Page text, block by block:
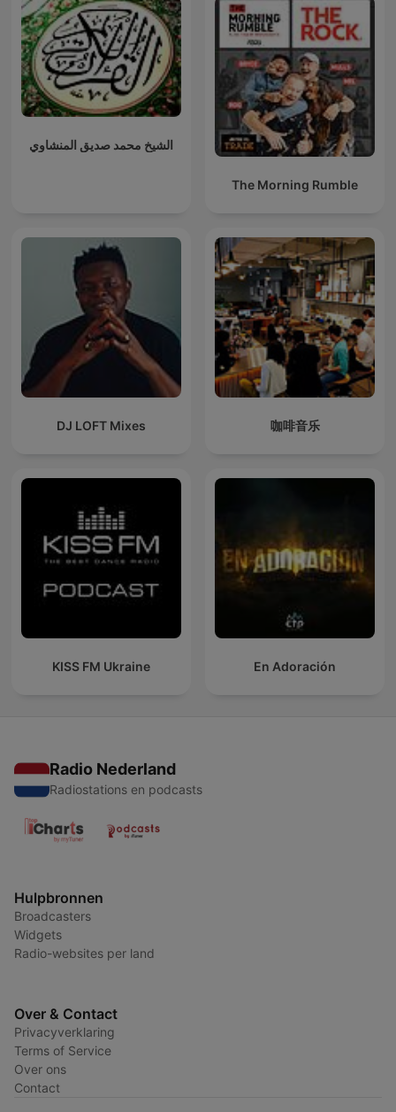
الشيخ محمد صديق المنشاوي
The Morning Rumble
DJ LOFT Mixes 咖啡音乐
KISS FM Ukraine En Adoración
Radio Nederland
Radiostations en podcasts
Hulpbronnen
Broadcasters
Widgets
Radio-websites per land
Over & Contact
Privacyverklaring
Terms of Service
Over ons
Contact